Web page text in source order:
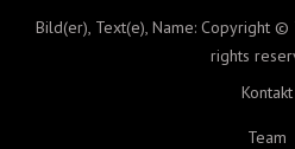
Bild(er), Text(e), Name: Copyright
rights
Kontakt
Team